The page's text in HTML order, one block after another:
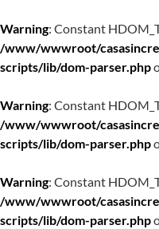
Warning: Constant
/www/wwwroot/
scripts/lib/dom-parser.php
Warning: Constant
/www/wwwroot/
scripts/lib/dom-parser.php
Warning: Constant
/www/wwwroot/
scripts/lib/dom-parser.php